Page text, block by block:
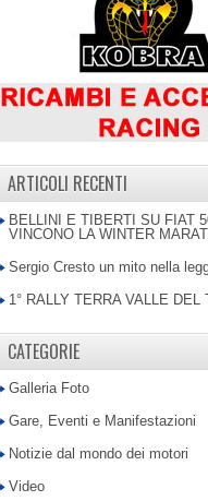
ARTICOLI RECENTI
BELLINI E TIBERTI SU FIAT
VINCONO LA WINTER
Sergio Cresto un mito nella
1° RALLY TERRA VALLE
CATEGORIE
Galleria Foto
Gare, Eventi e Manifestazioni
Notizie dal mondo dei motori
Video